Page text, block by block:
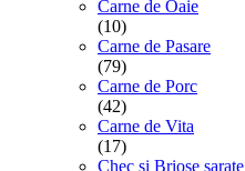
Carne de Oaie
(10)
Carne de Pasare
(79)
Carne de Porc
(42)
Carne de Vita
(17)
Chec si Briose sarate